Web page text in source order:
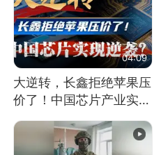
04:09
大逆转，长鑫拒绝苹果压
价了！中国芯片产业实现
怎样的逆袭？